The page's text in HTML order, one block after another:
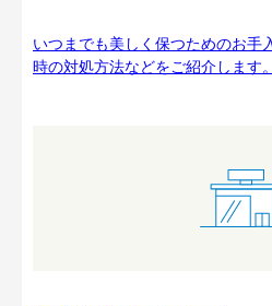
いつまでも美しく保つためのお手
時の対処方法などをご紹介します。